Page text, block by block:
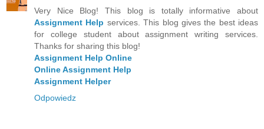
Very Nice Blog! This blog is totally informative about
Assignment Help services. This blog gives the best ideas
for college student about assignment writing services.
Thanks for sharing this blog!
Assignment Help Online
Online Assignment Help
Assignment Helper
Odpowiedz